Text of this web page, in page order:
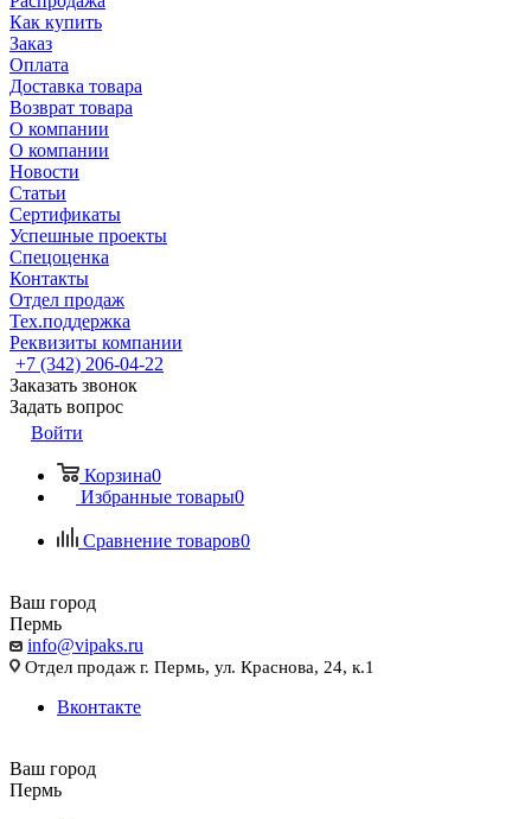
Как купить
Заказ
Оплата
Доставка товара
Возврат товара
О компании
О компании
Новости
Статьи
Сертификаты
Успешные проекты
Спецоценка
Контакты
Отдел продаж
Тех.поддержка
Реквизиты компании
+7 (342) 206-04-22
Заказать звонок
Задать вопрос
Войти
Корзина0
Избранные товары0
Сравнение товаров0
Ваш город
Пермь
info@vipaks.ru
Отдел продаж г. Пермь, ул. Краснова, 24, к.1
Вконтакте
Ваш город
Пермь